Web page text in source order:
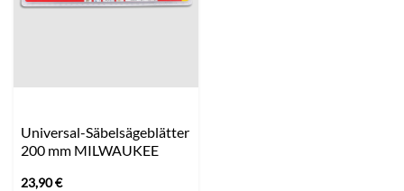
Universal-Säbelsägeblätter
200 mm MILWAUKEE
23,90€